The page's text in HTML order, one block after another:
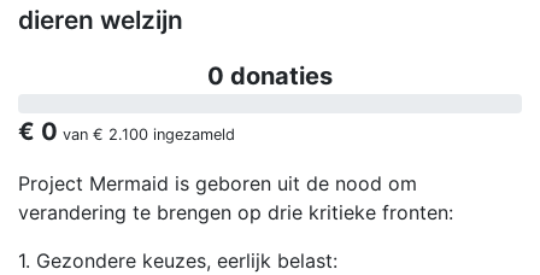
dieren welzijn
0 donaties
€ 0 van € 2.100 ingezameld
Project Mermaid is geboren uit de nood om
verandering te brengen op drie kritieke fronten:
1. Gezondere keuzes, eerlijk belast: